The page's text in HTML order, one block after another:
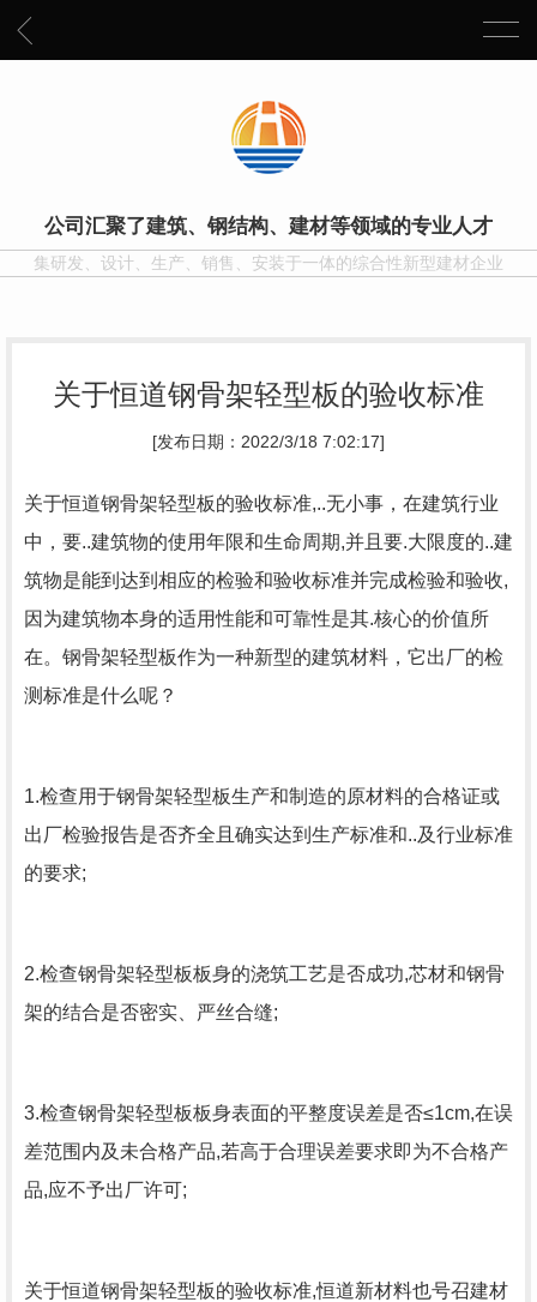
公司汇聚了建筑、钢结构、建材等领域的专业人才
集研发、设计、生产、销售、安装于一体的综合性新型建材企业
关于恒道钢骨架轻型板的验收标准
[发布日期：2022/3/18 7:02:17]
关于恒道钢骨架轻型板的验收标准,..无小事，在建筑行业
中，要..建筑物的使用年限和生命周期,并且要.大限度的..建
筑物是能到达到相应的检验和验收标准并完成检验和验收,
因为建筑物本身的适用性能和可靠性是其.核心的价值所
在。钢骨架轻型板作为一种新型的建筑材料，它出厂的检
测标准是什么呢？
1.检查用于钢骨架轻型板生产和制造的原材料的合格证或
出厂检验报告是否齐全且确实达到生产标准和..及行业标准
的要求;
2.检查钢骨架轻型板板身的浇筑工艺是否成功,芯材和钢骨
架的结合是否密实、严丝合缝;
3.检查钢骨架轻型板板身表面的平整度误差是否≤1cm,在误
差范围内及未合格产品,若高于合理误差要求即为不合格产
品,应不予出厂许可;
关于恒道钢骨架轻型板的验收标准,恒道新材料也号召建材